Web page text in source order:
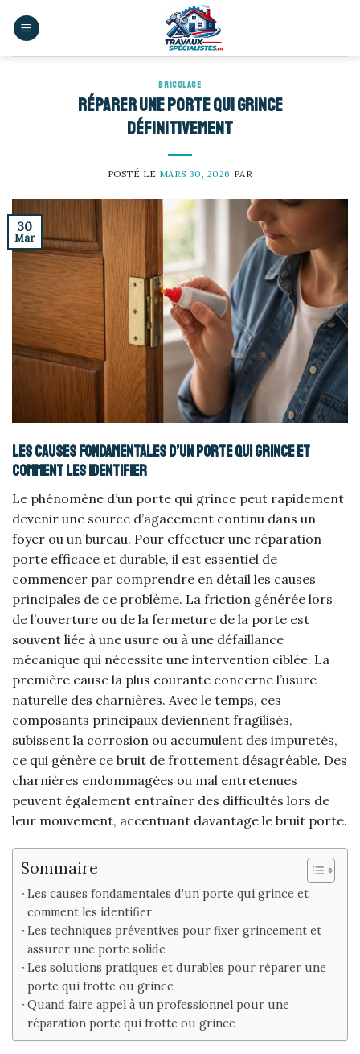
BRICOLAGE
Réparer une porte qui grince
définitivement
POSTÉ LE MARS 30, 2026 PAR
30
Mar
Les causes fondamentales d’un porte qui grince et
comment les identifier
Le phénomène d’un porte qui grince peut rapidement
devenir une source d’agacement continu dans un
foyer ou un bureau. Pour effectuer une réparation
porte efficace et durable, il est essentiel de
commencer par comprendre en détail les causes
principales de ce problème. La friction générée lors
de l’ouverture ou de la fermeture de la porte est
souvent liée à une usure ou à une défaillance
mécanique qui nécessite une intervention ciblée. La
première cause la plus courante concerne l’usure
naturelle des charnières. Avec le temps, ces
composants principaux deviennent fragilisés,
subissent la corrosion ou accumulent des impuretés,
ce qui génère ce bruit de frottement désagréable. Des
charnières endommagées ou mal entretenues
peuvent également entraîner des difficultés lors de
leur mouvement, accentuant davantage le bruit porte.
Sommaire
Les causes fondamentales d’un porte qui grince et
comment les identifier
Les techniques préventives pour fixer grincement et
assurer une porte solide
Les solutions pratiques et durables pour réparer une
porte qui frotte ou grince
Quand faire appel à un professionnel pour une
réparation porte qui frotte ou grince